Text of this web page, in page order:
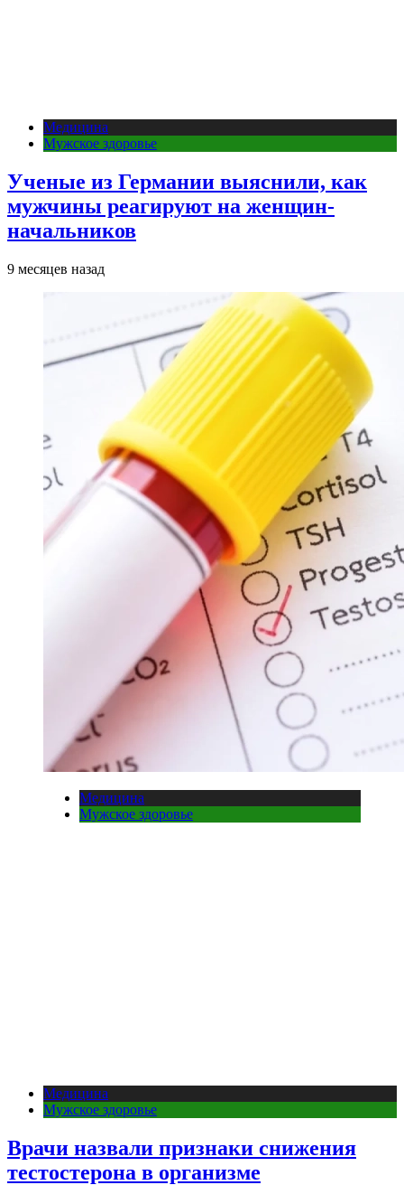
Медицина
Мужское здоровье
Ученые из Германии выяснили, как
мужчины реагируют на женщин-
начальников
9 месяцев назад
Медицина
Мужское здоровье
Медицина
Мужское здоровье
Врачи назвали признаки снижения
тестостерона в организме